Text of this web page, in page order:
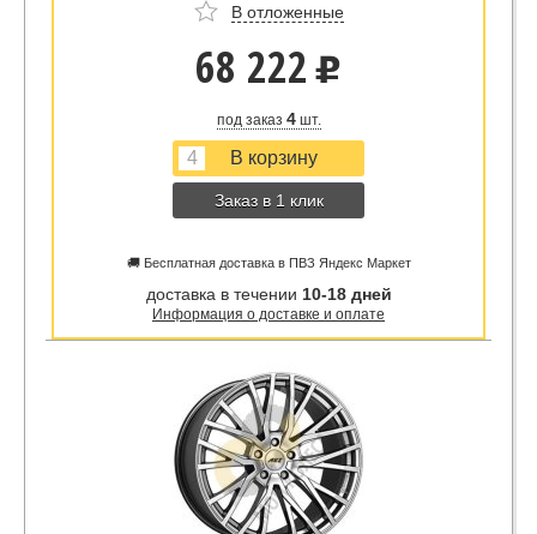
В отложенные
68 222 u
под заказ 4шт.
Заказ в 1 клик
🚚 Бесплатная доставка в ПВЗ Яндекс Маркет
доставка в течении 10-18 дней
Информация о доставке и оплате